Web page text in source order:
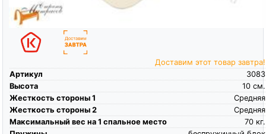
Доставим этот товар завтра!
Артикул
3083
Высота
см.
10
Жесткость стороны 1
Средняя
Жесткость стороны 2
Средняя
Максимальный вес на 1 спальное место
кг.
70